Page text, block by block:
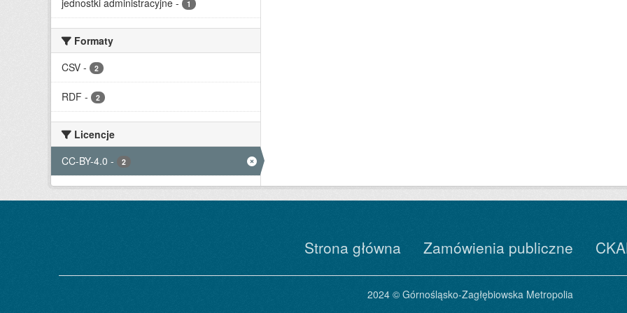
1
Formaty
CSV - 2
RDF - 2
Licencje
CC-BY-4.0 - 2
Strona główna Zamówienia publiczne
2024 © Górnośląsko-Zagłębiowska Metropolia